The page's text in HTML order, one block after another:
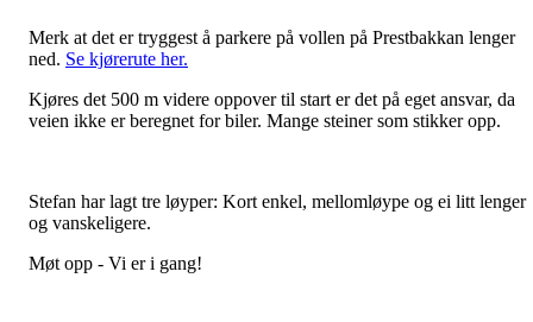
Merk at det er tryggest å parkere på vollen på Prestbakkan lenger
ned. Se kjørerute her.
Kjøres det 500 m videre oppover til start er det på eget ansvar, da
veien ikke er beregnet for biler. Mange steiner som stikker opp.
Stefan har lagt tre løyper: Kort enkel, mellomløype og ei litt lenger
og vanskeligere.
Møt opp - Vi er i gang!